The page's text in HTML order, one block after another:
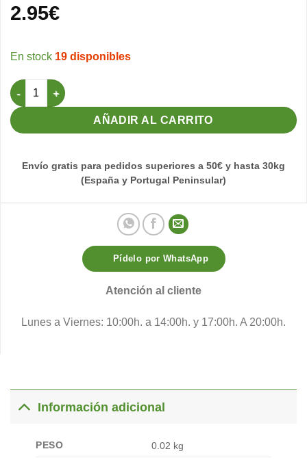
2.95€
19 disponibles
Llavero Periquito azul cantidad
AÑADIR AL CARRITO
Envío gratis para pedidos superiores a 50€ y hasta 30kg
(España y Portugal Peninsular)
Pídelo por WhatsApp
Atención al cliente
Lunes a Viernes: 10:00h. a 14:00h. y 17:00h. A 20:00h.
Información adicional
PESO 0.02 kg